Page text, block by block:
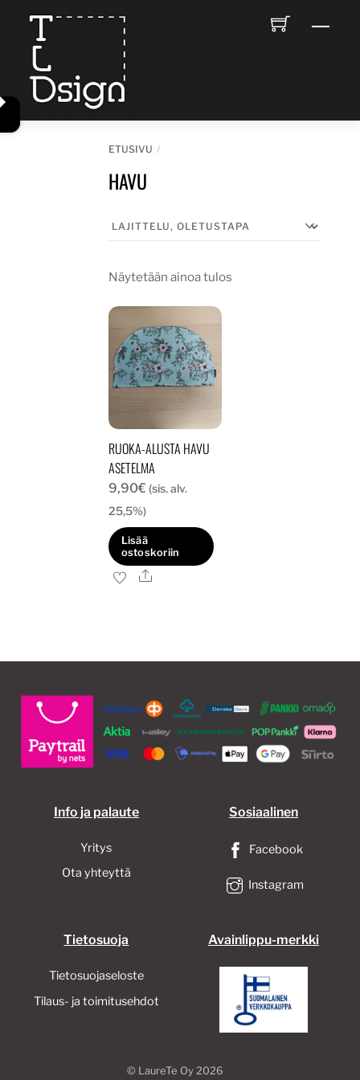
content
ETUSIVU
HAVU
Näytetään ainoa tulos
RUOKA-ALUSTA HAVU
ASETELMA
9,90€ (sis. alv.
25,5%)
Lisää
ostoskoriin
Ale
Info ja palaute
Yritys
Ota yhteyttä
Sosiaalinen
Facebook
Instagram
Tietosuoja
Tietosuojaseloste
Tilaus- ja toimitusehdot
Avainlippu-merkki
© LaureTe Oy2026